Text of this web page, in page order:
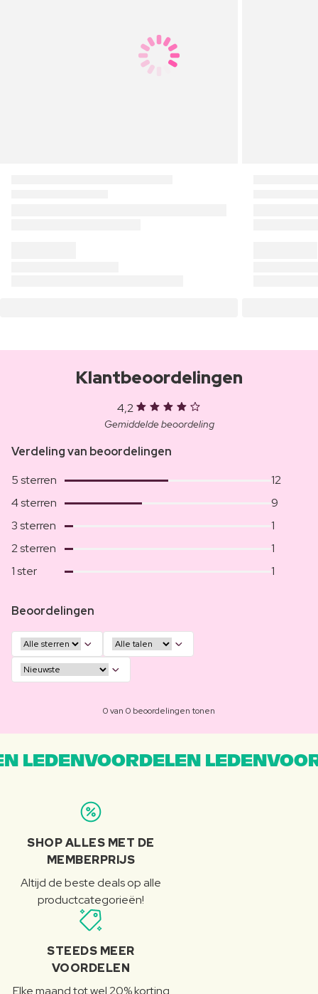
Klantbeoordelingen
4,2
Gemiddelde beoordeling
Verdeling van beoordelingen
5 sterren
12
4 sterren
9
3 sterren
1
2 sterren
1
1 ster
1
Beoordelingen
0 van 0 beoordelingen tonen
LEDENVOORDELEN
SHOP ALLES MET DE
MEMBERPRIJS
Altijd de beste deals op alle
productcategorieën!
STEEDS MEER
VOORDELEN